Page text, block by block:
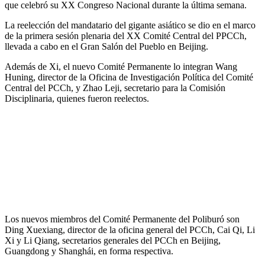
que celebró su XX Congreso Nacional durante la última semana.
La reelección del mandatario del gigante asiático se dio en el marco
de la primera sesión plenaria del XX Comité Central del PPCCh,
llevada a cabo en el Gran Salón del Pueblo en Beijing.
Además de Xi, el nuevo Comité Permanente lo integran Wang
Huning, director de la Oficina de Investigación Política del Comité
Central del PCCh, y Zhao Leji, secretario para la Comisión
Disciplinaria, quienes fueron reelectos.
Los nuevos miembros del Comité Permanente del Poliburó son
Ding Xuexiang, director de la oficina general del PCCh, Cai Qi, Li
Xi y Li Qiang, secretarios generales del PCCh en Beijing,
Guangdong y Shanghái, en forma respectiva.